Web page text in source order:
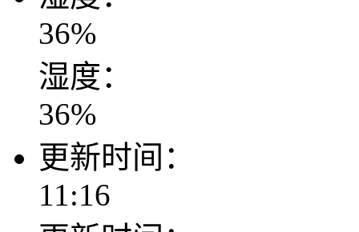
36%
湿度：
36%
更新时间：
11:16